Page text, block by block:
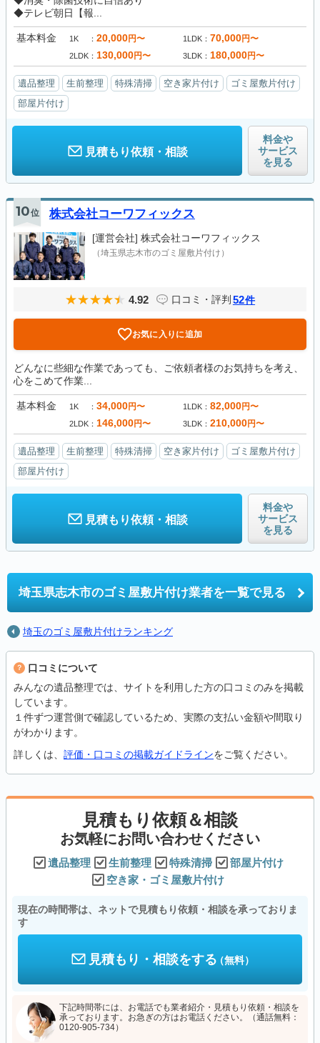
◆テレビ朝日【報...
基本料金 1K 20,000円〜 1LDK 70,000円〜
2LDK 130,000円〜 3LDK 180,000円〜
遺品整理 生前整理 特殊清掃 空き家片付け
ゴミ屋敷片付け
部屋片付け
見積もり依頼・相談
料金や
サービス
を見る
10位 株式会社コーワフィックス
[運営会社] 株式会社コーワフィックス
（埼玉県志木市のゴミ屋敷片付け）
4.92 口コミ・評判 52件
お気に入りに追加
どんなに些細な作業であっても、ご依頼者様のお気持ちを考え、
心をこめて作業...
基本料金 1K 34,000円〜 1LDK 82,000円〜
2LDK 146,000円〜 3LDK 210,000円〜
遺品整理 生前整理 特殊清掃 空き家片付け
ゴミ屋敷片付け
部屋片付け
見積もり依頼・相談
料金や
サービス
を見る
埼玉県志木市のゴミ屋敷片付け業者を一覧で見る
埼玉のゴミ屋敷片付けランキング
口コミについて
みんなの遺品整理では、サイトを利用した方の口コミのみを掲載
しています。
１件ずつ運営側で確認しているため、実際の支払い金額や間取り
がわかります。
詳しくは、 評価・口コミの掲載ガイドラインをご覧ください。
見積もり依頼＆相談
お気軽にお問い合わせください
遺品整理 生前整理 特殊清掃
部屋片付け
空き家・ゴミ屋敷片付け
現在の時間帯は、ネットで見積もり依頼・相談を承っておりま
す
見積もり・相談をする（無料）
下記時間帯には、お電話でも業者紹介・見積もり依頼・相談を
承っております。お急ぎの方はお電話ください。（通話無料：
0120-905-734）